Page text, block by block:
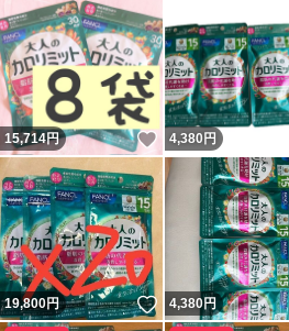
15,714円 いいね！
4,380 円
19,800円 いいね！
4,380円